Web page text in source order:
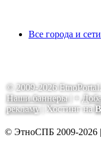
Все города и сети
© 2009-2026
Наши баннеры| +
рекламу | Хостинг на
© ЭтноСПБ 2009-2026